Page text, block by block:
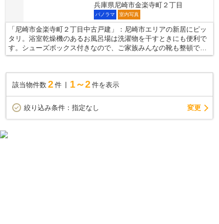
兵庫県尼崎市金楽寺町２丁目
パノラマ 室内写真
「尼崎市金楽寺町２丁目中古戸建」：尼崎市エリアの新居にピッ
タリ。浴室乾燥機のあるお風呂場は洗濯物を干すときにも便利で
す。シューズボックス付きなので、ご家族みんなの靴も整頓でき
ます。押入れもついておりますので、布団などの収納スペースに
の一戸建て情報をご紹介致します。まずはお気軽にお問い合わせ
下さい。
該当物件数 2件 1～2 件を表示
絞り込み条件： 指定なし 変更